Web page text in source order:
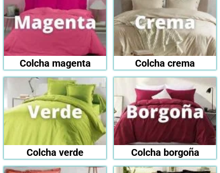
Colcha magenta Colcha crema
Colcha verde Colcha borgoña